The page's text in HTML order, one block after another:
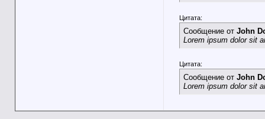
Цитата:
Сообщение от John
Lorem ipsum dolor sit
Цитата:
Сообщение от John
Lorem ipsum dolor sit